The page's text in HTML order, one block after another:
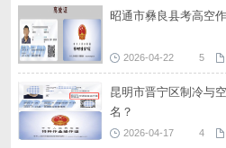
昭通市彝良县考高空
2026-04-22 5
昆明市晋宁区制冷与
名？
2026-04-17 4